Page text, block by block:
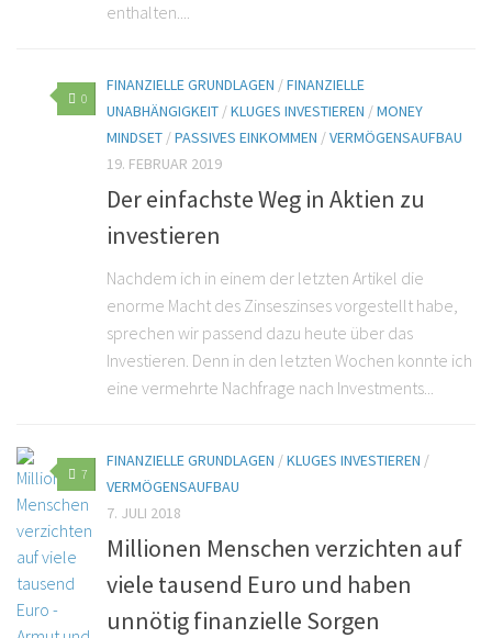
enthalten....
0
FINANZIELLE GRUNDLAGEN /FINANZIELLE
UNABHÄNGIGKEIT /KLUGES INVESTIEREN /MONEY
MINDSET /PASSIVES EINKOMMEN /VERMÖGENSAUFBAU
19. FEBRUAR 2019
Der einfachste Weg in Aktien zu
investieren
Nachdem ich in einem der letzten Artikel die
enorme Macht des Zinseszinses vorgestellt habe,
sprechen wir passend dazu heute über das
Investieren. Denn in den letzten Wochen konnte ich
eine vermehrte Nachfrage nach Investments...
7
FINANZIELLE GRUNDLAGEN /KLUGES INVESTIEREN /
VERMÖGENSAUFBAU
7. JULI 2018
Millionen Menschen verzichten auf
viele tausend Euro und haben
unnötig finanzielle Sorgen